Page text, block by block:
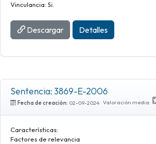
Vinculancia: Si.
Descargar Detalles
Sentencia: 3869-E-2006
Fecha de creación: 02-09-2024 Valoración media:
Características:
Factores de relevancia